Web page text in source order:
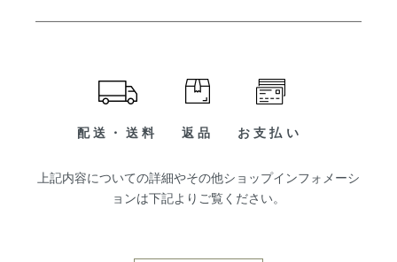
配送・送料 返品 お支払い
上記内容についての詳細やその他ショップインフォメーシ
ョンは下記よりご覧ください。